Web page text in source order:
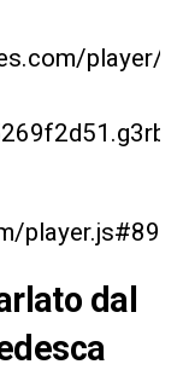
player/
dal